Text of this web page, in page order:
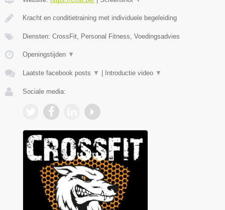
Kracht en conditietraining met individuele begeleiding
Diensten: CrossFit, Personal Fitness, Voedingsadvies
Openingstijden ▼
Laatste facebook posts ▼ Introductie video ▼
Sociale media: